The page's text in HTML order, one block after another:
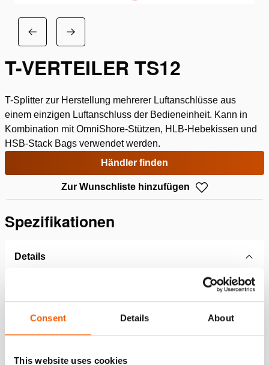
Consent Details About
This website uses cookies
T-VERTEILER TS12
T-Splitter zur Herstellung mehrerer Luftanschlüsse aus
einem einzigen Luftanschluss der Bedieneinheit. Kann in
Kombination mit OmniShore-Stützen, HLB-Hebekissen und
HSB-Stack Bags verwendet werden.
Händler finden
Zur Wunschliste hinzufügen
Spezifikationen
Details
151.004.864
Grundspezifikationen